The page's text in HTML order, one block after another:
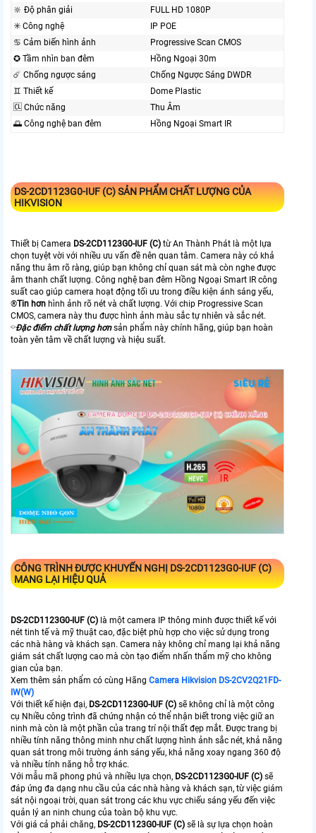
🔆 Độ phân giải
FULL HD 1080P
✳️ Công nghệ
IP POE
♋ Cảm biến hình ảnh
Progressive Scan CMOS
✪ Tầm nhìn ban đêm
Hồng Ngoại 30m
☄️ Chống ngược sáng
Chống Ngược Sáng DWDR
♊ Thiết kế
Dome Plastic
🆑 Chức năng
Thu Âm
🌅 Công nghệ ban đêm
Hồng Ngoại Smart IR
DS-2CD1123G0-IUF (C)SẢN PHẨM CHẤT LƯỢNG CỦA
HIKVISION
Thiết bị Camera DS-2CD1123G0-IUF (C) từ An Thành Phát là một lựa
chọn tuyệt vời với nhiều ưu vấn đề nên quan tâm. Camera này có khả
năng thu âm rõ ràng, giúp bạn không chỉ quan sát mà còn nghe được
âm thanh chất lượng. Công nghệ ban đêm Hồng Ngoại Smart IR công
suất cao giúp camera hoạt động tối ưu trong điều kiện ánh sáng yếu,
®️Tin hơn hình ảnh rõ nét và chất lượng. Với chip Progressive Scan
CMOS, camera này thu được hình ảnh màu sắc tự nhiên và sắc nét.
⌔Đặc điểm chất lượng hơnsản phẩm này chính hãng, giúp bạn hoàn
toàn yên tâm về chất lượng và hiệu suất.
CÔNG TRÌNH ĐƯỢC KHUYẾN NGHỊDS-2CD1123G0-IUF (C)
MANG LẠI HIỆU QUẢ
DS-2CD1123G0-IUF (C) là một camera IP thông minh được thiết kế với
nét tinh tế và mỹ thuật cao, đặc biệt phù hợp cho việc sử dụng trong
các nhà hàng và khách sạn. Camera này không chỉ mang lại khả năng
giám sát chất lượng cao mà còn tạo điểm nhấn thẩm mỹ cho không
gian của bạn.
Xem thêm sản phẩm có cùng Hãng Camera Hikvision DS-2CV2Q21FD-
IW(W)
Với thiết kế hiện đại, DS-2CD1123G0-IUF (C) sẽ không chỉ là một công
cụ Nhiều công trình đã chứng nhận có thể nhận biết trong việc giữ an
ninh mà còn là một phần của trang trí nội thất đẹp mắt. Được trang bị
nhiều tính năng thông minh như chất lượng hình ảnh sắc nét, khả năng
quan sát trong môi trường ánh sáng yếu, khả năng xoay ngang 360 độ
và nhiều tính năng hỗ trợ khác.
Với mẫu mã phong phú và nhiều lựa chọn, DS-2CD1123G0-IUF (C) sẽ
đáp ứng đa dạng nhu cầu của các nhà hàng và khách sạn, từ việc giám
sát nội ngoại trời, quan sát trong các khu vực chiếu sáng yếu đến việc
quản lý an ninh chung của toàn bộ khu vực.
Với giá cả phải chăng, DS-2CD1123G0-IUF (C) sẽ là sự lựa chọn hoàn